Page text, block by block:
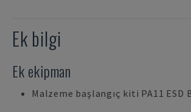
Ek bilgi
Ek ekipman
Malzeme başlangıç kiti PA11 ESD